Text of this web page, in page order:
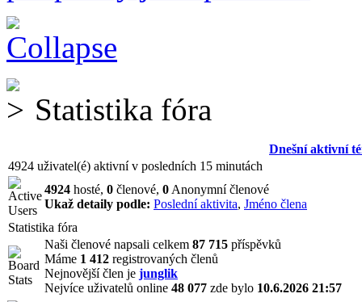
Statistika fóra
Dnešní aktivní
4924 uživatel(é) aktivní v posledních 15 minutách
4924 hosté, 0 členové, 0 Anonymní členové
Ukaž detaily podle: Poslední aktivita, Jméno člena
Statistika fóra
Naši členové napsali celkem 87 715 příspěvků
Máme 1 412 registrovaných členů
Nejnovější člen je junglik
Nejvíce uživatelů online 48 077 zde bylo 10.6.2026 21:57